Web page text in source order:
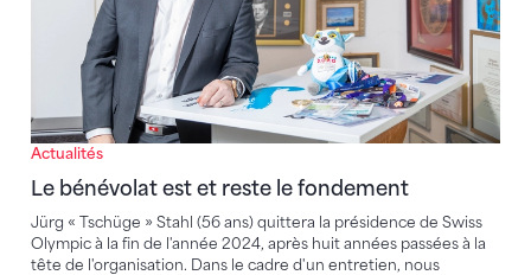
Actualités
Le bénévolat est et reste le fondement
Jürg « Tschüge » Stahl (56 ans) quittera la présidence de Swiss
Olympic à la fin de l'année 2024, après huit années passées à la
tête de l'organisation. Dans le cadre d'un entretien, nous